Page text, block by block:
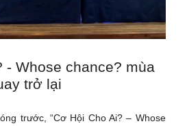
- Whose chance? mùa
trở lại
trước, “Cơ Hội Cho Ai? – Whose